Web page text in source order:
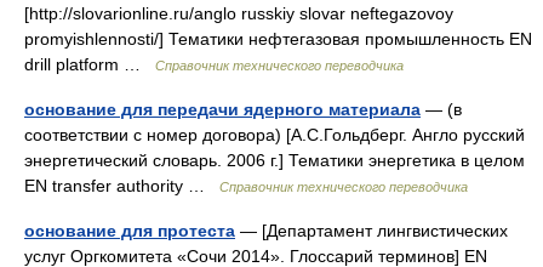
[http://slovarionline.ru/anglo russkiy slovar neftegazovoy
promyishlennosti/] Тематики нефтегазовая промышленность EN
drill platform …
Справочник технического переводчика
основание для передачи ядерного материала — (в
соответствии с номер договора) [А.С.Гольдберг. Англо русский
энергетический словарь. 2006 г.] Тематики энергетика в целом
EN transfer аuthority …
Справочник технического переводчика
основание для протеста — [Департамент лингвистических
услуг Оргкомитета «Сочи 2014». Глоссарий терминов] EN